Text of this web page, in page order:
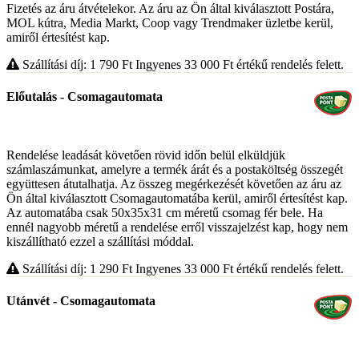
Fizetés az áru átvételekor. Az áru az Ön által kiválasztott Postára,
MOL kútra, Media Markt, Coop vagy Trendmaker üzletbe kerül,
amiről értesítést kap.
Szállítási díj: 1 790 Ft Ingyenes 33 000 Ft értékű rendelés felett.
Előutalás - Csomagautomata
Rendelése leadását követően rövid időn belül elküldjük
számlaszámunkat, amelyre a termék árát és a postaköltség összegét
együttesen átutalhatja. Az összeg megérkezését követően az áru az
Ön által kiválasztott Csomagautomatába kerül, amiről értesítést kap.
Az automatába csak 50x35x31 cm méretű csomag fér bele. Ha
ennél nagyobb méretű a rendelése erről visszajelzést kap, hogy nem
kiszállítható ezzel a szállítási móddal.
Szállítási díj: 1 290 Ft Ingyenes 33 000 Ft értékű rendelés felett.
Utánvét - Csomagautomata